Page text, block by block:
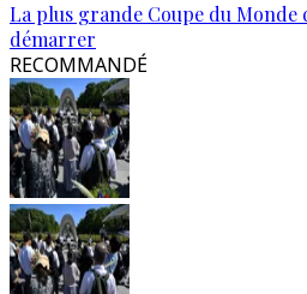
La plus grande Coupe du Monde
démarrer
RECOMMANDÉ